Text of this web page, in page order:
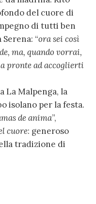
del cuore di
di tutti ben
“ora sei così
ma, quando vorrai,
pronte ad accoglierti
La Malpenga, la
isolano per la festa.
de anima”,
cuore: generoso
tradizione di